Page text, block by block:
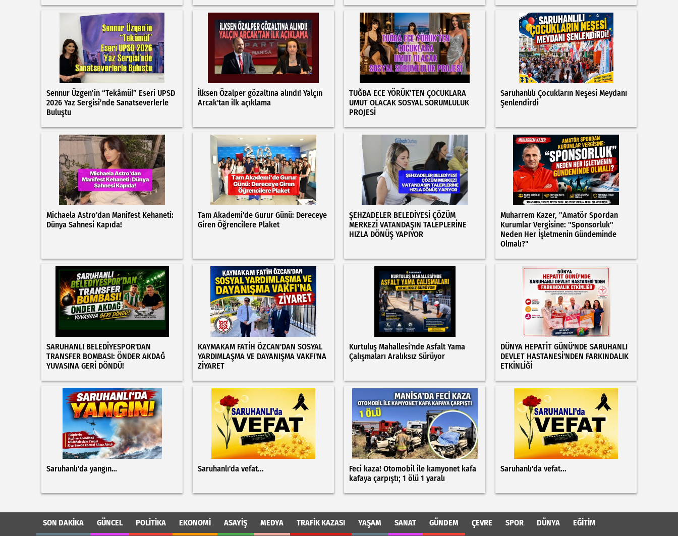
Sennur Üzgen’in “Tekâmül” Eseri UPSD
2026 Yaz Sergisi’nde Sanatseverlerle
Buluştu
İlksen Özalper gözaltına alındı! Yalçın
Arcak'tan ilk açıklama
TUĞBA ECE YÖRÜK’TEN ÇOCUKLARA
UMUT OLACAK SOSYAL SORUMLULUK
PROJESİ
Saruhanlılı Çocukların Neşesi Meydanı
Şenlendirdi
Michaela Astro'dan Manifest Kehaneti:
Dünya Sahnesi Kapıda!
Tam Akademi'de Gurur Günü: Dereceye
Giren Öğrencilere Plaket
ŞEHZADELER BELEDİYESİ ÇÖZÜM
MERKEZİ VATANDAŞIN TALEPLERİNE
HIZLA DÖNÜŞ YAPIYOR
Muharrem Kazer, "Amatör Spordan
Kurumlar Vergisine: "Sponsorluk"
Neden Her İşletmenin Gündeminde
Olmalı?"
SARUHANLI BELEDİYESPOR'DAN
TRANSFER BOMBASI: ÖNDER AKDAĞ
YUVASINA GERİ DÖNDÜ!
KAYMAKAM FATİH ÖZCAN'DAN SOSYAL
YARDIMLAŞMA VE DAYANIŞMA VAKFI'NA
ZİYARET
Kurtuluş Mahallesi'nde Asfalt Yama
Çalışmaları Aralıksız Sürüyor
DÜNYA HEPATİT GÜNÜ'NDE SARUHANLI
DEVLET HASTANESİ'NDEN FARKINDALIK
ETKİNLİĞİ
Saruhanlı'da yangın… Saruhanlı'da vefat...
Feci kaza! Otomobil ile kamyonet kafa
kafaya çarpıştı; 1 ölü 1 yaralı
Saruhanlı'da vefat...
SON DAKIKA GÜNCEL POLITIKA EKONOMI ASAYIŞ MEDYA TRAFIK KAZASI YAŞAM SANAT GÜNDEM ÇEVRE SPOR DÜNYA EĞITIM